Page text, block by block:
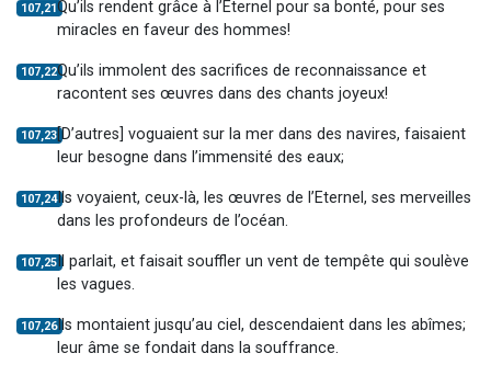
107,21Qu’ils rendent grâce à l’Eternel pour sa bonté, pour ses
miracles en faveur des hommes!
107,22Qu’ils immolent des sacrifices de reconnaissance et
racontent ses œuvres dans des chants joyeux!
107,23[D’autres] voguaient sur la mer dans des navires, faisaient
leur besogne dans l’immensité des eaux;
107,24Ils voyaient, ceux-là, les œuvres de l’Eternel, ses merveilles
dans les profondeurs de l’océan.
107,25 Il parlait, et faisait souffler un vent de tempête qui soulève
les vagues.
107,26Ils montaient jusqu’au ciel, descendaient dans les abîmes;
leur âme se fondait dans la souffrance.